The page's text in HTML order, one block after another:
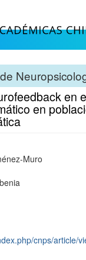
en
en
Muro
cnps/article/